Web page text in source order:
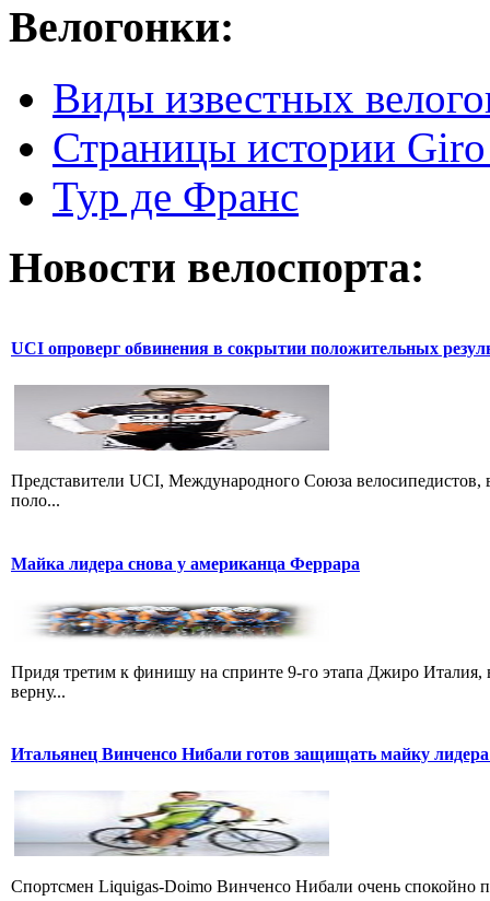
Велогонки:
Виды известных
Страницы истории
Тур де Франс
Новости велоспорта:
UCI опроверг обвинения в сокрытии положительных
Представители UCI, Международного Союза
поло...
Майка лидера снова у американца Феррара
Придя третим к финишу на спринте 9-го этапа Джиро
верну...
Итальянец Винченсо Нибали готов защищать майку
Cпортсмен Liquigas-Doimo Винченсо Нибали очень спокойно